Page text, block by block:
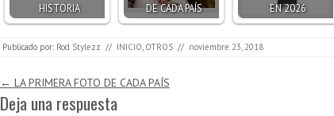
HISTORIA
DE CADA PAÍS
EN 2026
Publicado por: Rod Stylezz // INICIO OTROS // noviembre 23, 2018
Navegación de entradas
← LA PRIMERA FOTO DE CADA PAÍS
Deja una respuesta